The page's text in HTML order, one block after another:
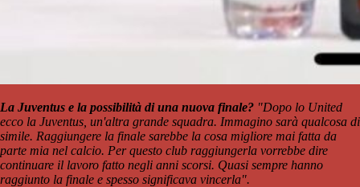
La Juventus e la possibilità di una nuova finale? "Dopo lo United
ecco la Juventus, un'altra grande squadra. Immagino sarà qualcosa di
simile. Raggiungere la finale sarebbe la cosa migliore mai fatta da
parte mia nel calcio. Per questo club raggiungerla vorrebbe dire
continuare il lavoro fatto negli anni scorsi. Quasi sempre hanno
raggiunto la finale e spesso significava vincerla".